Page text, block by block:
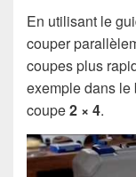
En utilisant le
couper
coupes plus
exemple dans
coupe2 × 4.